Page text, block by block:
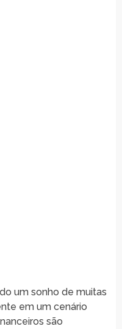
um sonho de muitas
em um cenário
são